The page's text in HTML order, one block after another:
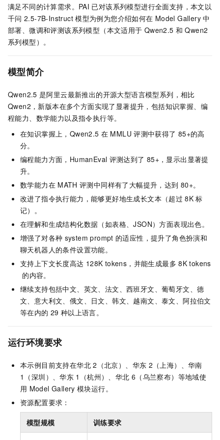
满足不同的计算需求。PAI 已对该系列模型进行全面支持，本文以
千问 2.5-7B-Instruct 模型为例为您介绍如何在 Model Gallery 中
部署、微调和评测该系列模型（本文适用于 Qwen2.5 和 Qwen2
系列模型）。
模型简介
Qwen2.5 是阿里云最新推出的开源大型语言模型系列，相比
Qwen2，新版本在多个方面实现了显著提升，包括知识掌握、编
程能力、数学能力以及指令执行等。
在知识掌握上，Qwen2.5 在 MMLU 评测中获得了 85+的高
分。
编程能力方面，HumanEval 评测达到了 85+，显示出显著提
升。
数学能力在 MATH 评测中同样有了大幅提升，达到 80+。
改进了指令执行能力，能够更好地生成长文本（超过 8K 标
记）。
在理解和生成结构化数据（如表格、JSON）方面表现出色。
增强了对各种 system prompt 的适应性，提升了角色扮演和
聊天机器人的条件设置功能。
支持上下文长度高达 128K tokens，并能生成最多 8K tokens
的内容。
继续支持包括中文、英文、法文、西班牙文、葡萄牙文、德
文、意大利文、俄文、日文、韩文、越南文、泰文、阿拉伯文
等在内的 29 种以上语言。
运行环境要求
本示例目前支持在华北 2（北京）、华东 2（上海）、华南
1（深圳）、华东 1（杭州）、华北 6（乌兰察布）等地域使
用 Model Gallery 模块运行。
资源配置要求：
模型规模 训练要求